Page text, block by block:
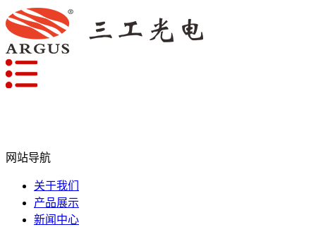
网站导航
关于我们
产品展示
新闻中心